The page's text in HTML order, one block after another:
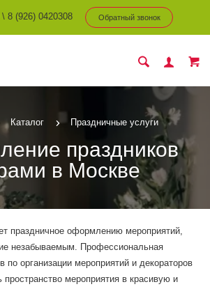
\ 8 (926) 0420308 Обратный звонок
Каталог Праздничные услуги
праздников
в Москве
праздничное оформлению мероприятий,
незабываемым. Профессиональная
по организации мероприятий и декораторов
пространство мероприятия в красивую и